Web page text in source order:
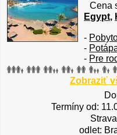
Cena
Egypt,
-
-
- Pre
Zobraziť
Termíny od:
odlet: